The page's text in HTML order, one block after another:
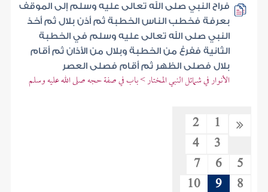
فراح النبي صلى الله تعالى عليه وسلم إلى الموقف
بعرفة فخطب الناس الخطبة ثم أذن بلال ثم أخذ
النبي صلى الله تعالى عليه وسلم في الخطبة
الثانية ففرغ من الخطبة وبلال من الأذان ثم أقام
بلال فصلى الظهر ثم أقام فصلى العصر
الأنوار في شمائل النبي المختار > باب في صفة حجه صلى الله عليه وسلم
1
2
3
4
5
6
7
8
9
10